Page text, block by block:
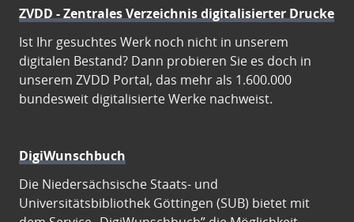
ZVDD - Zentrales Verzeichnis digitalisierter Drucke
Ist Ihr gesuchtes Werk noch nicht in unserem
digitalen Bestand? Dann probieren Sie es doch in
unserem ZVDD Portal, das mehr als 1.600.000
bundesweit digitalisierte Werke nachweist.
DigiWunschbuch
Die Niedersächsische Staats- und
Universitätsbibliothek Göttingen (SUB) bietet mit